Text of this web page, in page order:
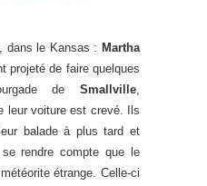
dans le Kansas : Martha
projeté de faire quelques
de Smallville,
leur voiture est crevé. Ils
balade à plus tard et
rendre compte que le
étrange. Celle-ci